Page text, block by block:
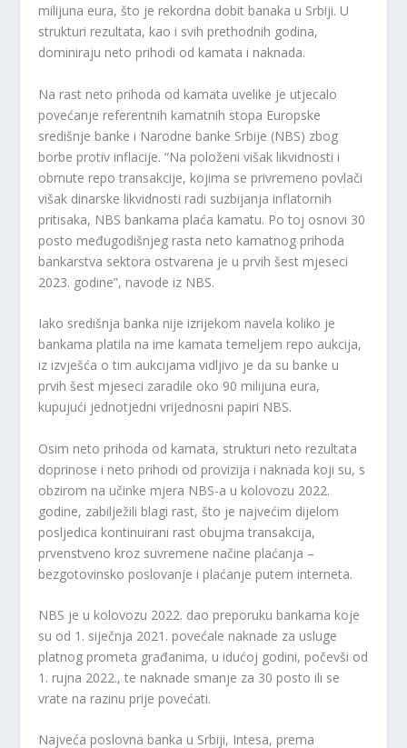
milijuna eura, što je rekordna dobit banaka u Srbiji. U
strukturi rezultata, kao i svih prethodnih godina,
dominiraju neto prihodi od kamata i naknada.
Na rast neto prihoda od kamata uvelike je utjecalo
povećanje referentnih kamatnih stopa Europske
središnje banke i Narodne banke Srbije (NBS) zbog
borbe protiv inflacije. “Na položeni višak likvidnosti i
obrnute repo transakcije, kojima se privremeno povlači
višak dinarske likvidnosti radi suzbijanja inflatornih
pritisaka, NBS bankama plaća kamatu. Po toj osnovi 30
posto međugodišnjeg rasta neto kamatnog prihoda
bankarstva sektora ostvarena je u prvih šest mjeseci
2023. godine”, navode iz NBS.
Iako središnja banka nije izrijekom navela koliko je
bankama platila na ime kamata temeljem repo aukcija,
iz izvješća o tim aukcijama vidljivo je da su banke u
prvih šest mjeseci zaradile oko 90 milijuna eura,
kupujući jednotjedni vrijednosni papiri NBS.
Osim neto prihoda od kamata, strukturi neto rezultata
doprinose i neto prihodi od provizija i naknada koji su, s
obzirom na učinke mjera NBS-a u kolovozu 2022.
godine, zabilježili blagi rast, što je najvećim dijelom
posljedica kontinuirani rast obujma transakcija,
prvenstveno kroz suvremene načine plaćanja –
bezgotovinsko poslovanje i plaćanje putem interneta.
NBS je u kolovozu 2022. dao preporuku bankama koje
su od 1. siječnja 2021. povećale naknade za usluge
platnog prometa građanima, u idućoj godini, počevši od
1. rujna 2022., te naknade smanje za 30 posto ili se
vrate na razinu prije povećati.
Najveća poslovna banka u Srbiji, Intesa, prema